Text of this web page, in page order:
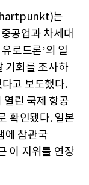
는
공업과 차세대
로드론’의 일
기회를 조사하
고 보도했다.
열린 국제 항공
확인됐다. 일본
에 참관국
이 지위를 연장